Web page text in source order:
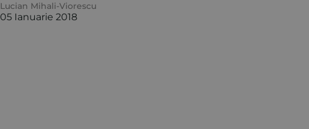
Lucian Mihali-Viorescu
05 Ianuarie 2018